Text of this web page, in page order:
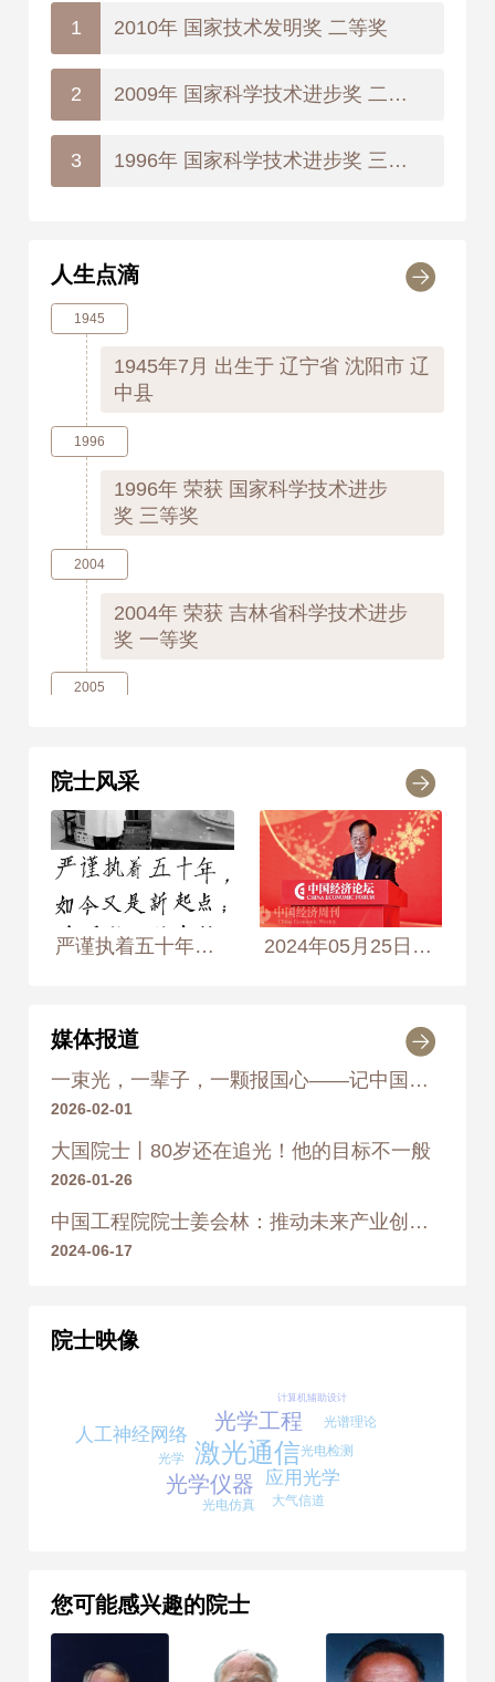
1 2010年 国家技术发明奖 二等奖
2 2009年 国家科学技术进步奖 二等奖
3 1996年 国家科学技术进步奖 三等奖
人生点滴
1945
1945年7月 出生于 辽宁省 沈阳市 辽
中县
1996
1996年荣获 国家科学技术进步
奖 三等奖
2004
2004年荣获 吉林省科学技术进步
奖 一等奖
2005
2007
2007年荣获 吉林省科学技术进步
奖 一等奖
2008
2009年
级教学成果奖 一等奖
荣获 国家技术发明奖 二等
院士风采
严谨执着五十年，如今又是新起点；爱国敬业勤奉献，光耀中华谱新篇。 2016年4月20日， 摄于长春理工大学空间光电技术国家地方联合工程研究中心 摄影师：黄慧靖、侯艺兵 2024年05月25日，中国工程院院士姜会林在第十九届中国经济论坛主论坛上发表主旨演讲
媒体报道
一束光，一辈子，一颗报国心——记中国工程院院士姜会林
2026-02-01
大国院士丨80岁还在追光！他的目标不一般
2026-01-26
中国工程院院士姜会林：推动未来产业创新发展，吉林具有基础和优势
2024-06-17
院士映像
激光通信
光学工程
光学仪器 应用光学
人工神经网络
光学
光电检测
光谱理论
大气信道
光电仿真
计算机辅助设计
您可能感兴趣的院士